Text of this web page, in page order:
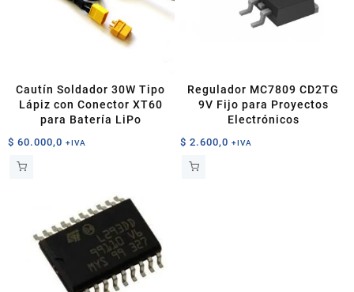
Cautín Soldador 30W Tipo
Lápiz con Conector XT60
para Batería LiPo
$ 60.000,0 +IVA
Regulador MC7809 CD2TG
9V Fijo para Proyectos
Electrónicos
$ 2.600,0 +IVA